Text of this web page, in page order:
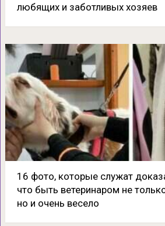
любящих и заботливых хозяев
16 фото, которые служат
что быть ветеринаром не
но и очень весело